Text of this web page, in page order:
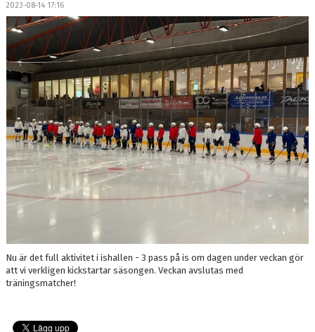
2023-08-14 17:16
Nu är det full aktivitet i ishallen - 3 pass på is om dagen under veckan gör
att vi verkligen kickstartar säsongen. Veckan avslutas med
träningsmatcher!